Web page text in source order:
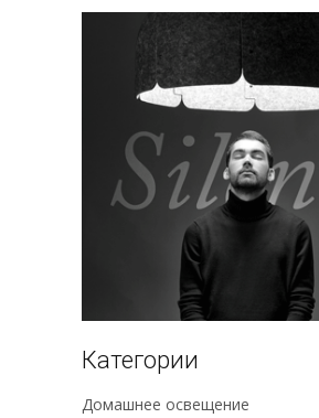
Категории
Домашнее освещение